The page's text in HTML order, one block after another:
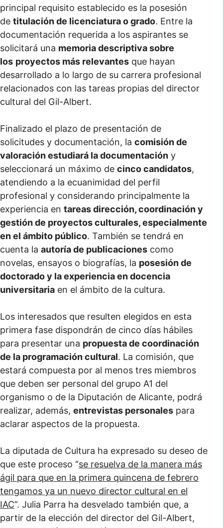
principal requisito establecido es la posesión
de titulación de licenciatura o grado. Entre la
documentación requerida a los aspirantes se
solicitará una memoria descriptiva sobre
los proyectos más relevantes que hayan
desarrollado a lo largo de su carrera profesional
relacionados con las tareas propias del director
cultural del Gil-Albert.
Finalizado el plazo de presentación de
solicitudes y documentación, la comisión de
valoración estudiará la documentación y
seleccionará un máximo de cinco candidatos,
atendiendo a la ecuanimidad del perfil
profesional y considerando principalmente la
experiencia en tareas dirección, coordinación y
gestión de proyectos culturales, especialmente
en el ámbito público. También se tendrá en
cuenta la autoría de publicaciones como
novelas, ensayos o biografías, la posesión de
doctorado y la experiencia en docencia
universitaria en el ámbito de la cultura.
Los interesados que resulten elegidos en esta
primera fase dispondrán de cinco días hábiles
para presentar una propuesta de coordinación
de la programación cultural. La comisión, que
estará compuesta por al menos tres miembros
que deben ser personal del grupo A1 del
organismo o de la Diputación de Alicante, podrá
realizar, además, entrevistas personales para
aclarar aspectos de la propuesta.
La diputada de Cultura ha expresado su deseo de
que este proceso “se resuelva de la manera más
ágil para que en la primera quincena de febrero
tengamos ya un nuevo director cultural en el
IAC”. Julia Parra ha desvelado también que, a
partir de la elección del director del Gil-Albert,